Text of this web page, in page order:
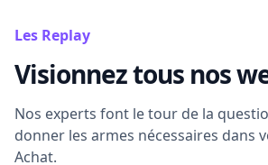
Les Replay
Visionnez tous nos
Nos experts font le tour de la
donner les armes nécessaires dans
Achat.